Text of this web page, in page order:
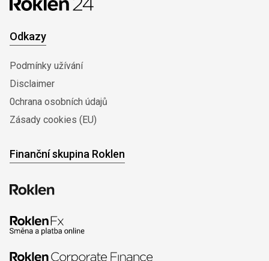
Odkazy
Podmínky užívání
Disclaimer
0chrana osobních údajů
Zásady cookies (EU)
Finanční skupina Roklen